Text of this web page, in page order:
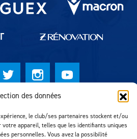
des données
le club/ses partenaires stockent et/ou
appareil, telles que les identifiants uniques
personnelles. Vous avez la possibilité
MTM Agency